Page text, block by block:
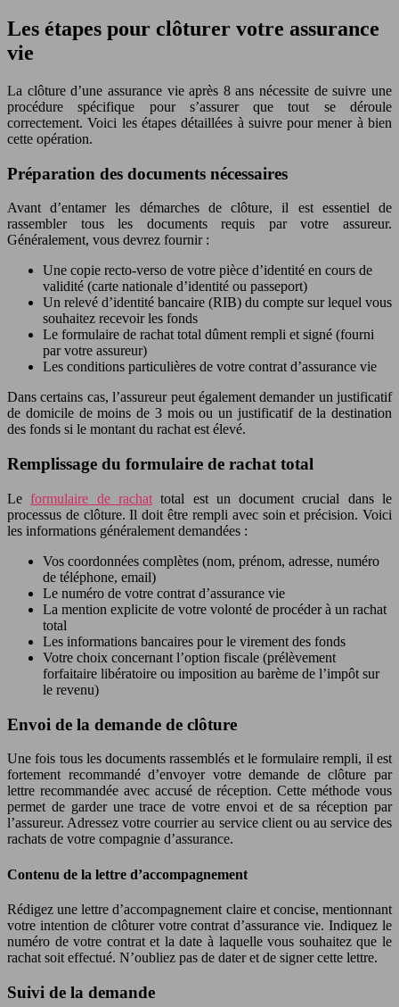
Les étapes pour clôturer votre assurance
vie
La clôture d’une assurance vie après 8 ans nécessite de suivre une
procédure spécifique pour s’assurer que tout se déroule
correctement. Voici les étapes détaillées à suivre pour mener à bien
cette opération.
Préparation des documents nécessaires
Avant d’entamer les démarches de clôture, il est essentiel de
rassembler tous les documents requis par votre assureur.
Généralement, vous devrez fournir :
Une copie recto-verso de votre pièce d’identité en cours de
validité (carte nationale d’identité ou passeport)
Un relevé d’identité bancaire (RIB) du compte sur lequel vous
souhaitez recevoir les fonds
Le formulaire de rachat total dûment rempli et signé (fourni
par votre assureur)
Les conditions particulières de votre contrat d’assurance vie
Dans certains cas, l’assureur peut également demander un justificatif
de domicile de moins de 3 mois ou un justificatif de la destination
des fonds si le montant du rachat est élevé.
Remplissage du formulaire de rachat total
Leformulaire de rachattotal est un document crucial dans le
processus de clôture. Il doit être rempli avec soin et précision. Voici
les informations généralement demandées :
Vos coordonnées complètes (nom, prénom, adresse, numéro
de téléphone, email)
Le numéro de votre contrat d’assurance vie
La mention explicite de votre volonté de procéder à un rachat
total
Les informations bancaires pour le virement des fonds
Votre choix concernant l’option fiscale (prélèvement
forfaitaire libératoire ou imposition au barème de l’impôt sur
le revenu)
Envoi de la demande de clôture
Une fois tous les documents rassemblés et le formulaire rempli, il est
fortement recommandé d’envoyer votre demande de clôture par
lettre recommandée avec accusé de réception. Cette méthode vous
permet de garder une trace de votre envoi et de sa réception par
l’assureur. Adressez votre courrier au service client ou au service des
rachats de votre compagnie d’assurance.
Contenu de la lettre d’accompagnement
Rédigez une lettre d’accompagnement claire et concise, mentionnant
votre intention de clôturer votre contrat d’assurance vie. Indiquez le
numéro de votre contrat et la date à laquelle vous souhaitez que le
rachat soit effectué. N’oubliez pas de dater et de signer cette lettre.
Suivi de la demande